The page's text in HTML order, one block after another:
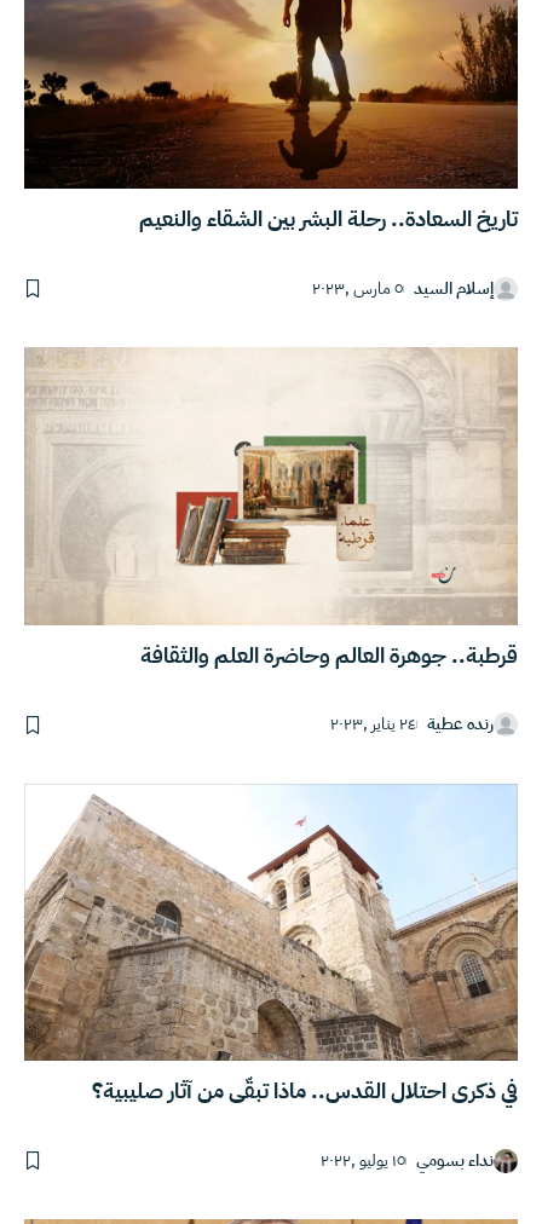
تاريخ السعادة.. رحلة البشر بين الشقاء والنعيم
إسلام السيد ٥ مارس ,٢٠٢٣
قرطبة.. جوهرة العالم وحاضرة العلم والثقافة
رنده عطية ٢٤ يناير ,٢٠٢٣
في ذكرى احتلال القدس.. ماذا تبقّى من آثار صليبية؟
نداء بسومي ١٥ يوليو ,٢٠٢٢